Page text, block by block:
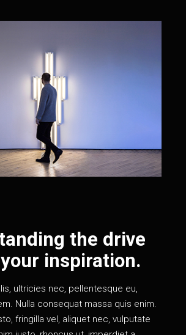
the drive
inspiration.
ultricies nec, pellentesque eu,
Nulla consequat massa quis enim.
fringilla vel, aliquet nec, vulputate